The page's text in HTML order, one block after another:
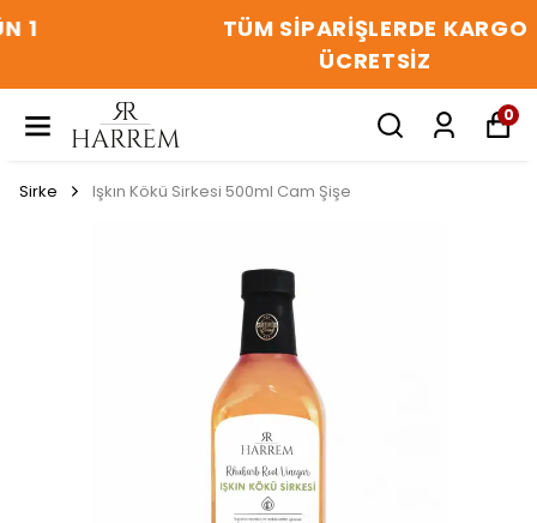
TÜM SIPARIŞLERDE KARGO
ÜCRETSIZ
0
Sirke Işkın Kökü Sirkesi 500ml Cam Şişe